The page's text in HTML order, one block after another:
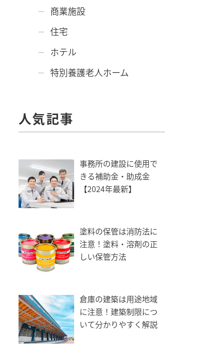
商業施設
住宅
ホテル
特別養護老人ホーム
人気記事
事務所の建設に使用で
きる補助金・助成金
【2024年最新】
塗料の保管は消防法に
注意！塗料・溶剤の正
しい保管方法
倉庫の建築は用途地域
に注意！建築制限につ
いて分かりやすく解説